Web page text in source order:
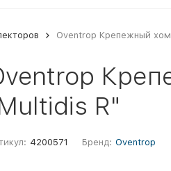
Oventrop Крепежный
R"
4200571 Бренд: Oventrop